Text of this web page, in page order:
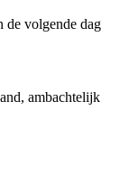
de volgende dag
ambachtelijk